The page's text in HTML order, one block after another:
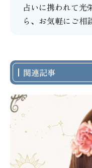
占いに携われて光
ら、お気軽にご相
関連記事